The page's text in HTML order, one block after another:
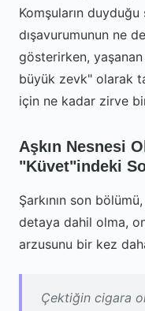
Komşuların
dışavurumunun ne
gösterirken,
büyük zevk" olarak
için ne kadar zirve
Aşkın Nesnesi
"Küvet"indeki
Şarkının son
detaya dahil olma,
arzusunu bir kez
Çektiğin cigara